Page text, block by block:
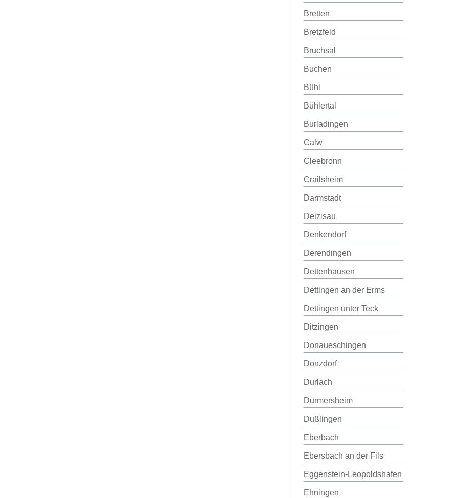
Bretten
Bretzfeld
Bruchsal
Buchen
Bühl
Bühlertal
Burladingen
Calw
Cleebronn
Crailsheim
Darmstadt
Deizisau
Denkendorf
Derendingen
Dettenhausen
Dettingen an der Erms
Dettingen unter Teck
Ditzingen
Donaueschingen
Donzdorf
Durlach
Durmersheim
Dußlingen
Eberbach
Ebersbach an der Fils
Eggenstein-Leopoldshafen
Ehningen